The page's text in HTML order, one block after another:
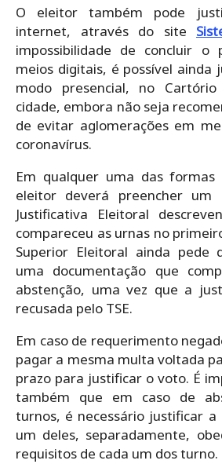
O eleitor também pode
internet, através do site
impossibilidade de concluir o
meios digitais, é possível ainda
modo presencial, no
cidade, embora não seja
de evitar aglomerações em
coronavírus.
Em qualquer uma das
eleitor deverá preencher um
Justificativa Eleitoral
compareceu as urnas no
Superior Eleitoral ainda pede
uma documentação que
abstenção, uma vez que a
recusada pelo TSE.
Em caso de requerimento
pagar a mesma multa voltada
prazo para justificar o voto. É
também que em caso de
turnos, é necessário justificar a
um deles, separadamente,
requisitos de cada um dos turno.